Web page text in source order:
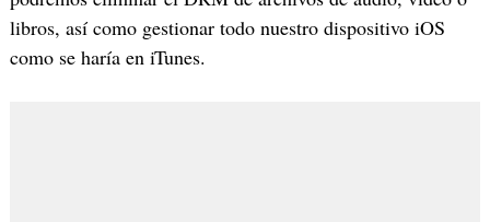
libros, así como gestionar todo nuestro dispositivo iOS
como se haría en iTunes.